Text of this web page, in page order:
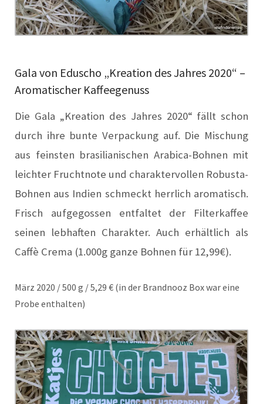
Gala von Eduscho „Kreation des Jahres 2020“ –
Aromatischer Kaffeegenuss
Die Gala „Kreation des Jahres 2020“ fällt schon
durch ihre bunte Verpackung auf. Die Mischung
aus feinsten brasilianischen Arabica-Bohnen mit
leichter Fruchtnote und charaktervollen Robusta-
Bohnen aus Indien schmeckt herrlich aromatisch.
Frisch aufgegossen entfaltet der Filterkaffee
seinen lebhaften Charakter. Auch erhältlich als
Caffè Crema (1.000g ganze Bohnen für 12,99€).
März 2020 / 500 g / 5,29 € (in der Brandnooz Box war eine
Probe enthalten)